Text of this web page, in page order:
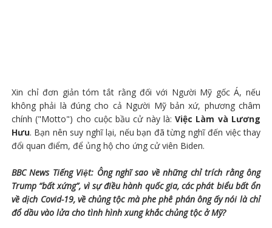
Xin chỉ đơn giản tóm tắt rằng đối với Người Mỹ gốc Á, nếu
không phải là đúng cho cả Người Mỹ bản xứ, phương châm
chính ("Motto") cho cuộc bầu cử này là:Việc Làm và Lương
Hưu. Bạn nên suy nghĩ lại, nếu bạn đã từng nghĩ đến việc thay
đổi quan điểm, để ủng hộ cho ứng cử viên Biden.
BBC News Tiếng Việt: Ông nghĩ sao về những chỉ trích rằng ông
Trump “bất xứng”, vì sự điều hành quốc gia, các phát biểu bất ổn
về dịch Covid-19, về chủng tộc mà phe phê phán ông ấy nói là chỉ
đổ dầu vào lửa cho tình hình xung khắc chủng tộc ở Mỹ?